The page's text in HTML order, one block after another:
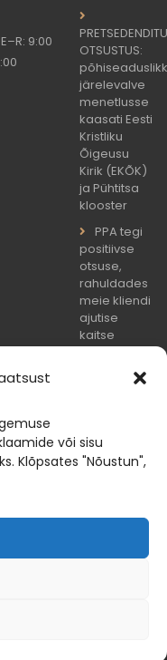
või sisu
Klõpsates "Nõustun",
E–R: 9:00
PRETSEDENDITU
OTSUSTUS:
järelevalve
menetlusse
kaasati Eesti
Kristliku
Õigeusu
Kirik (EKÕK)
ja Pühtitsa
klooster
PPA tegi
positiivse
otsuse,
rahuldades
meie kliendi
ajutise
kaitse
taotluse
välisriigi
OÜ